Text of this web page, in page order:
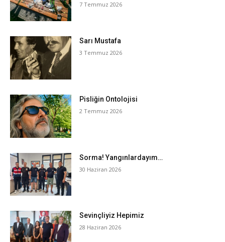
7 Temmuz 2026
Sarı Mustafa
3 Temmuz 2026
Pisliğin Ontolojisi
2 Temmuz 2026
Sorma! Yangınlardayım…
30 Haziran 2026
Sevinçliyiz Hepimiz
28 Haziran 2026